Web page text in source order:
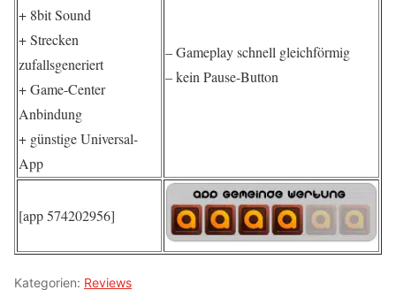
+ 8bit Sound
+ Strecken
zufallsgeneriert
+ Game-Center
Anbindung
+ günstige Universal-
App
– Gameplay schnell gleichförmig
– kein Pause-Button
[app 574202956]
Kategorien: Reviews